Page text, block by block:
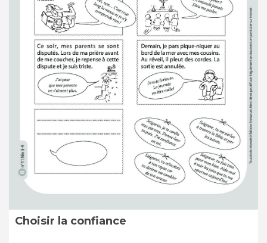
Choisir la confiance